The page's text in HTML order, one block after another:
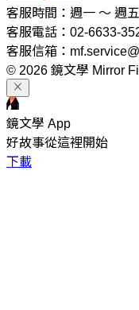
客服時間：週一 ～ 週
客服電話：02-6633-
客服信箱：
© 2026 鏡文學 Mirror
鏡文學 App
好故事從這裡開始
下載